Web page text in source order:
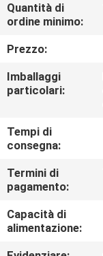
CONTROLLO
DI
QUALITÀ
UNA
CITAZIONE
Quantità di
ordine minimo:
Prezzo:
Imballaggi
particolari:
Tempi di
consegna:
Termini di
pagamento:
Capacità di
alimentazione: